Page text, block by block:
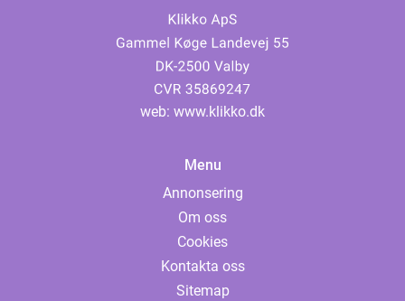
web: www.klikko.dk
Menu
Annonsering
Om oss
Cookies
Kontakta oss
Sitemap